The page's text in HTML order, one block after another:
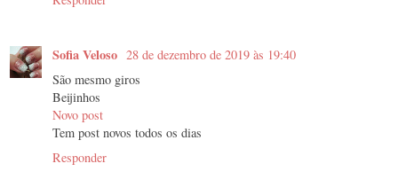
Sofia Veloso 28 de dezembro de 2019 às 19:40
São mesmo giros
Beijinhos
Novo post
Tem post novos todos os dias
Responder